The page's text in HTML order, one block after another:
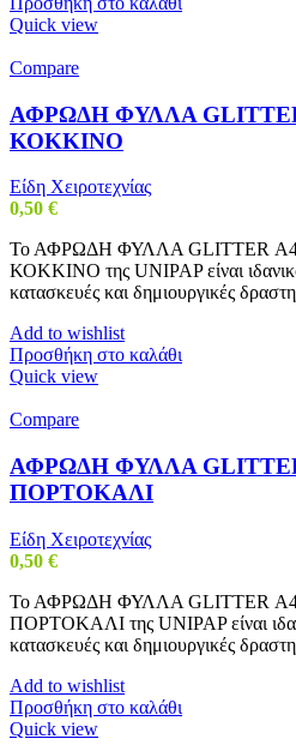
Quick view
Compare
ΑΦΡΩΔΗ ΦΥΛΛΑ
ΚΟΚΚΙΝΟ
Είδη Χειροτεχνίας
0,50 €
Το ΑΦΡΩΔΗ ΦΥΛΛΑ GLITTER
ΚΟΚΚΙΝΟ της UNIPAP είναι
κατασκευές και δημιουργικές
Add to wishlist
Προσθήκη στο καλάθι
Quick view
Compare
ΑΦΡΩΔΗ ΦΥΛΛΑ
ΠΟΡΤΟΚΑΛΙ
Είδη Χειροτεχνίας
0,50 €
Το ΑΦΡΩΔΗ ΦΥΛΛΑ GLITTER
ΠΟΡΤΟΚΑΛΙ της UNIPAP είναι
κατασκευές και δημιουργικές
Add to wishlist
Προσθήκη στο καλάθι
Quick view